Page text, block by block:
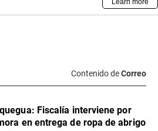
Contenido deCorreo
Fiscalía interviene por
en entrega de ropa de abrigo